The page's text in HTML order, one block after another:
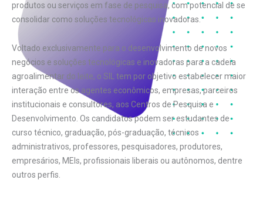
produtos ou serviços em fase de pesquisa, com potencial de se
consolidar como soluções tecnológicas inovadoras.
Voltado exclusivamente para o desenvolvimento de novos
negócios e soluções tecnológicas e inovadoras para a cadeia
agroalimentar do leite, o SIL tem por objetivo estabelecer maior
interação entre os agentes econômicos, empresas, parceiros
institucionais e consultores, aos Centros de Pesquisa e
Desenvolvimento. Os candidatos podem ser estudantes de
curso técnico, graduação, pós-graduação, técnicos
administrativos, professores, pesquisadores, produtores,
empresários, MEIs, profissionais liberais ou autônomos, dentre
outros perfis.